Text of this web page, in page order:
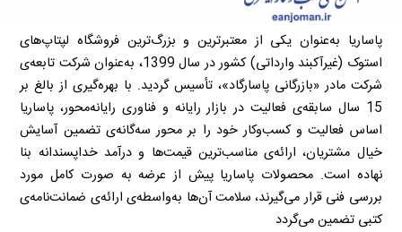
پاساریا به‌عنوان یکی از معتبرترین و بزرگ‌ترین فروشگاه لپتاپ‌های
استوک (غیرآکبند وارداتی) کشور در سال 1399، به‌عنوان شرکت تابعه‌ی
شرکت مادر «بازرگانی پاسارگاد»، تأسیس گردید. با بهره‌گیری از بالغ بر
15 سال سابقه‌ی فعالیت در بازار رایانه و فناوری رایانه‌محور، پاساریا
اساس فعالیت و کسب‌وکار خود را بر محور سه‌گانه‌ی تضمین آسایش
خیال مشتریان، ارائه‌ی مناسب‌ترین قیمت‌ها و درآمد خداپسندانه بنا
نهاده است. محصولات پاساریا پیش از عرضه به صورت کامل مورد
بررسی فنی قرار می‌گیرند، سلامت آن‌ها به‌واسطه‌ی ارائه‌ی ضمانت‌نامه‌ی
کتبی تضمین می‌گردد